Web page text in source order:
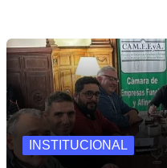
INSTITUCIONAL